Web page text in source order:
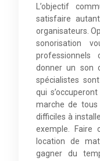
L’objectif
satisfaire
organisateurs.
sonorisation
donner un son
spécialistes
qui
marche de tous
difficiles à
exemple. Faire
location de
gagner du